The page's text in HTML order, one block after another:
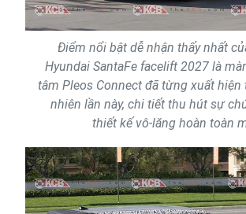
Điểm nổi bật dễ nhận thấy nhất
Hyundai SantaFe facelift 2027 là
tâm Pleos Connect đã từng xuất hiện
nhiên lần này, chi tiết thu hút sự
thiết kế vô-lăng hoàn toàn